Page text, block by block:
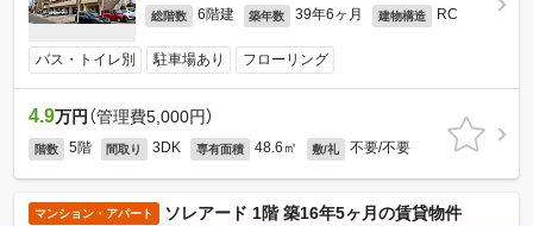
総階数 6階建 築年数 39年6ヶ月 建物構造 RC
バス・トイレ別 駐車場あり フローリング
4.9万円 （管理費5,000円）
階数 5階 間取り 3DK 専有面積 48.6㎡ 敷/礼 不要/不要
マンション・アパート ソレアード 1階 築16年5ヶ月の賃貸物件